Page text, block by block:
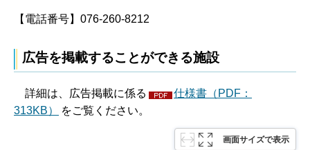
【電話番号】076-260-8212
広告を掲載することができる施設
詳細は、広告掲載に係る
仕様書（PDF：
313KB）
をご覧ください。
画面サイズで表示